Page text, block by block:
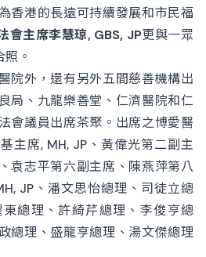
香港的長遠可持續發展和市民福
會主席李慧琼, GBS, JP更與一眾
。
院外，還有另外五間慈善機構出
局、九龍樂善堂、仁濟醫院和仁
會議員出席茶聚。出席之博愛醫
主席, MH, JP、黃偉光第二副主
袁志平第六副主席、陳燕萍第八
JP、潘文思怡總理、司徒立總
總理、許綺芹總理、李俊亨總
總理、盛龍亨總理、湯文傑總理